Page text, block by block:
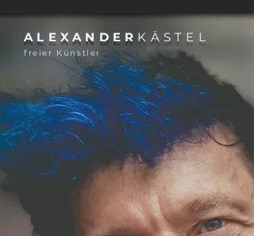
ALEXANDER KÄSTEL
freier Künstler